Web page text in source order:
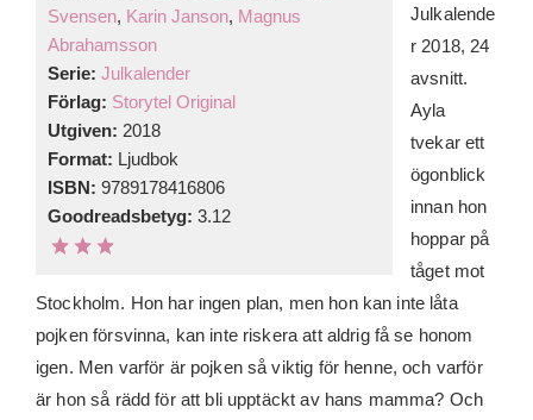
Svensen, Karin Janson, Magnus
Abrahamsson
Serie: Julkalender
Förlag: Storytel Original
Utgiven: 2018
Format: Ljudbok
ISBN: 9789178416806
Goodreadsbetyg: 3.12
Julkalende
r 2018, 24
avsnitt.
Ayla
tvekar ett
ögonblick
innan hon
hoppar på
tåget mot
Stockholm. Hon har ingen plan, men hon kan inte låta
pojken försvinna, kan inte riskera att aldrig få se honom
igen. Men varför är pojken så viktig för henne, och varför
är hon så rädd för att bli upptäckt av hans mamma? Och